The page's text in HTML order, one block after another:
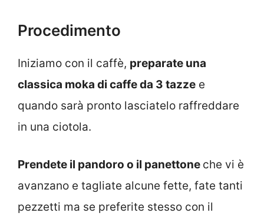
Procedimento
Iniziamo con il caffè, preparate una
classica moka di caffe da 3 tazze e
quando sarà pronto lasciatelo raffreddare
in una ciotola.
Prendete il pandoro o il panettone che vi è
avanzano e tagliate alcune fette, fate tanti
pezzetti ma se preferite stesso con il